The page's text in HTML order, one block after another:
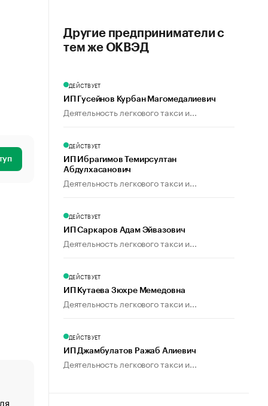
Другие предприниматели с
тем же ОКВЭД
ДЕЙСТВУЕТ
ИП Гусейнов Курбан Магомедалиевич
Деятельность легкового такси и...
ДЕЙСТВУЕТ
ИП Ибрагимов Темирсултан
Абдулхасанович
Деятельность легкового такси и...
ДЕЙСТВУЕТ
ИП Саркаров Адам Эйвазович
Деятельность легкового такси и...
ДЕЙСТВУЕТ
ИП Кутаева Зюхре Мемедовна
Деятельность легкового такси и...
ДЕЙСТВУЕТ
ИП Джамбулатов Ражаб Алиевич
Деятельность легкового такси и...